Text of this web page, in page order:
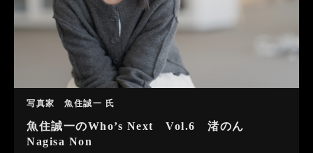
写真家 魚住誠一 氏
魚住誠一のWho’s Next Vol.6 渚のん
Nagisa Non